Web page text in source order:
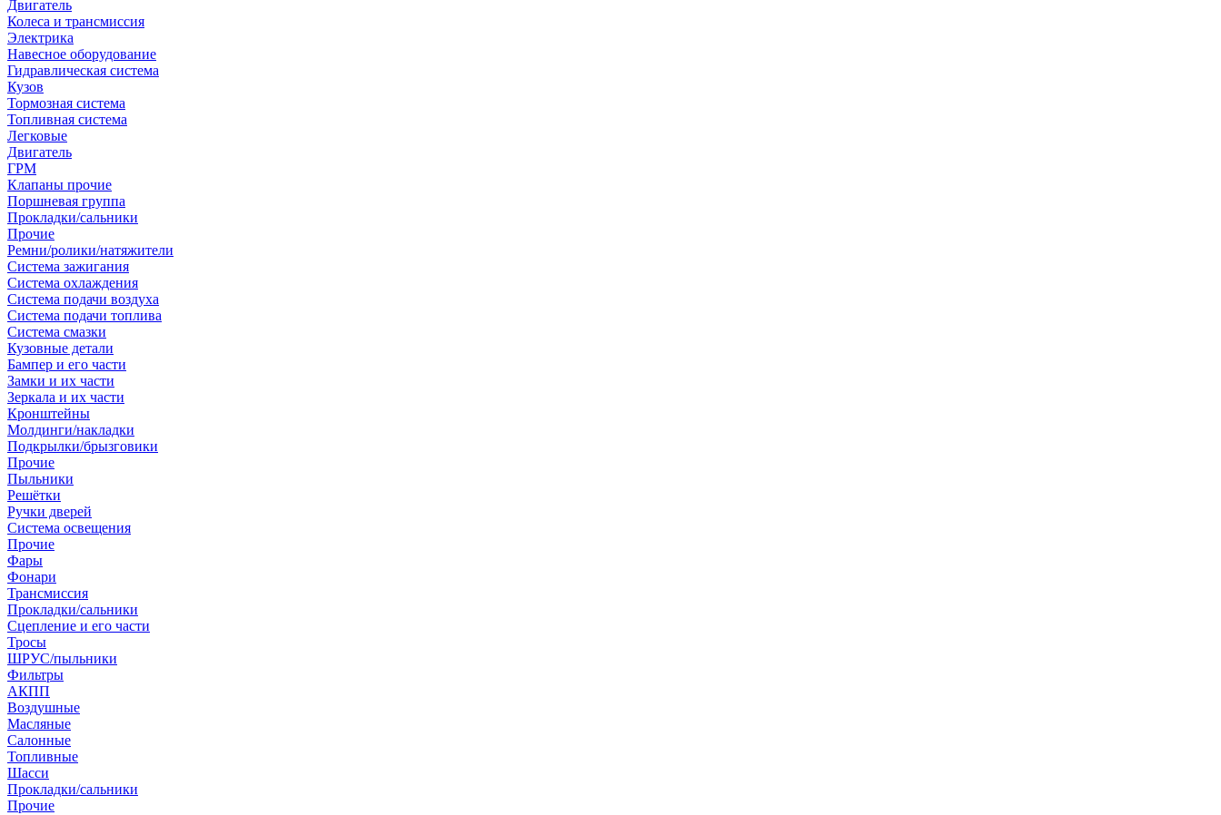
Двигатель
Колеса и трансмиссия
Электрика
Навесное оборудование
Гидравлическая система
Кузов
Тормозная система
Топливная система
Легковые
Двигатель
ГРМ
Клапаны прочие
Поршневая группа
Прокладки/сальники
Прочие
Ремни/ролики/натяжители
Система зажигания
Система охлаждения
Система подачи воздуха
Система подачи топлива
Система смазки
Кузовные детали
Бампер и его части
Замки и их части
Зеркала и их части
Кронштейны
Молдинги/накладки
Подкрылки/брызговики
Прочие
Пыльники
Решётки
Ручки дверей
Система освещения
Прочие
Фары
Фонари
Трансмиссия
Прокладки/сальники
Сцепление и его части
Тросы
ШРУС/пыльники
Фильтры
АКПП
Воздушные
Масляные
Салонные
Топливные
Шасси
Прокладки/сальники
Прочие